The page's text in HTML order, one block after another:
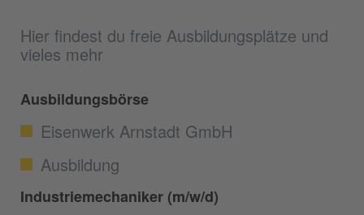
Hier findest du freie Ausbildungsplätze und
vieles mehr
Ausbildungsbörse
Eisenwerk Arnstadt GmbH
Ausbildung
Industriemechaniker (m/w/d)